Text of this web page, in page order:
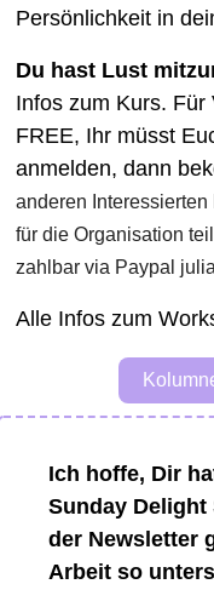
Persönlichkeit in
Du hast Lust
Infos zum Kurs.
anmelden, dann
anderen
für die Organisation
zahlbar via Paypal
Alle Infos zum
Ich hoffe, Dir
Sunday Delight
der Newsletter
Arbeit so